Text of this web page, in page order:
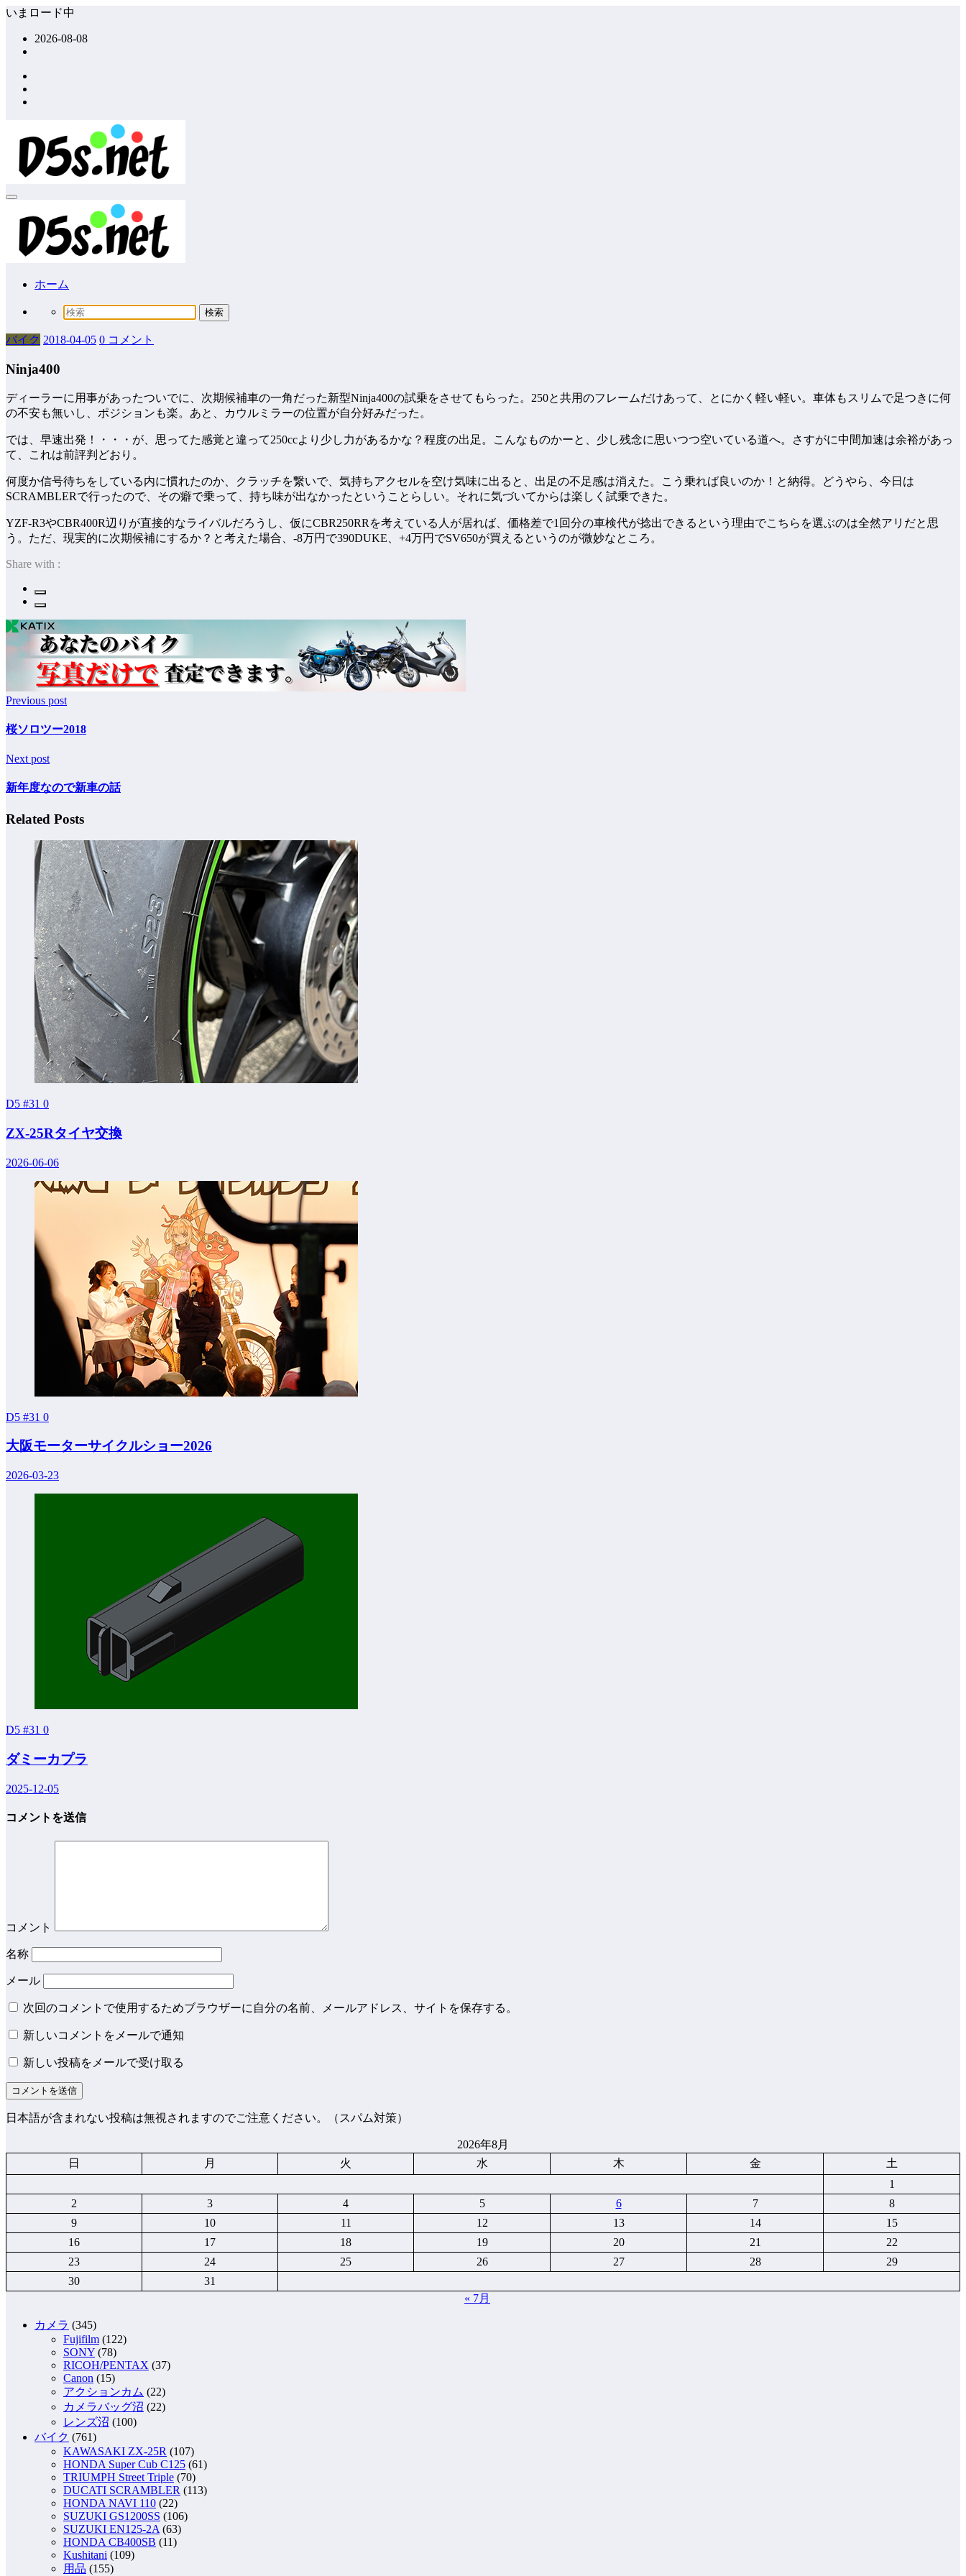
コ
いまロード中
2026-08-08
ホーム
バイク 2018-04-05 0 コメント
Ninja400
ディーラーに用事があったついでに、次期候補車の一角だった新型Ninja400の試乗をさせてもらった。250と共用のフレームだけあって、とにかく軽い軽い。車体もスリムで足つきに何
の不安も無いし、ポジションも楽。あと、カウルミラーの位置が自分好みだった。
では、早速出発！・・・が、思ってた感覚と違って250ccより少し力があるかな？程度の出足。こんなものかーと、少し残念に思いつつ空いている道へ。さすがに中間加速は余裕があっ
て、これは前評判どおり。
何度か信号待ちをしている内に慣れたのか、クラッチを繋いで、気持ちアクセルを空け気味に出ると、出足の不足感は消えた。こう乗れば良いのか！と納得。どうやら、今日は
SCRAMBLERで行ったので、その癖で乗って、持ち味が出なかったということらしい。それに気づいてからは楽しく試乗できた。
YZF-R3やCBR400R辺りが直接的なライバルだろうし、仮にCBR250RRを考えている人が居れば、価格差で1回分の車検代が捻出できるという理由でこちらを選ぶのは全然アリだと思
う。ただ、現実的に次期候補にするか？と考えた場合、-8万円で390DUKE、+4万円でSV650が買えるというのが微妙なところ。
Share with :
Previous post
桜ソロツー2018
Next post
新年度なので新車の話
Related Posts
D5 #31 0
ZX-25Rタイヤ交換
2026-06-06
D5 #31 0
大阪モーターサイクルショー2026
2026-03-23
D5 #31 0
ダミーカプラ
2025-12-05
コメントを送信
コメント
名称
メール
次回のコメントで使用するためブラウザーに自分の名前、メールアドレス、サイトを保存する。
新しいコメントをメールで通知
新しい投稿をメールで受け取る
日本語が含まれない投稿は無視されますのでご注意ください。（スパム対策）
2026年8月
日
月 火 水 木 金
土
1
2
3 4 5 6 7
8
9
10 11 12 13 14
15
16
17 18 19 20 21
22
23
24 25 26 27 28
29
30
31
« 7月
カメラ (345)
Fujifilm (122)
SONY (78)
RICOH/PENTAX (37)
Canon (15)
アクションカム (22)
カメラバッグ沼 (22)
レンズ沼 (100)
バイク (761)
KAWASAKI ZX-25R (107)
HONDA Super Cub C125 (61)
TRIUMPH Street Triple (70)
DUCATI SCRAMBLER (113)
HONDA NAVI 110 (22)
SUZUKI GS1200SS (106)
SUZUKI EN125-2A (63)
HONDA CB400SB (11)
Kushitani (109)
用品 (155)